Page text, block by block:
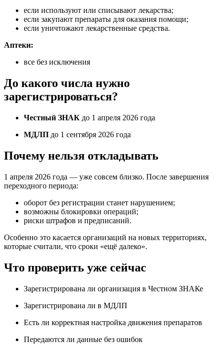
если используют или списывают лекарства;
если закупают препараты для оказания помощи;
если уничтожают лекарственные средства.
Аптеки:
все без исключения
До какого числа нужно
зарегистрироваться?
Честный ЗНАК до 1 апреля 2026 года
МДЛП до 1 сентября 2026 года
Почему нельзя откладывать
1 апреля 2026 года — уже совсем близко. После завершения
переходного периода:
оборот без регистрации станет нарушением;
возможны блокировки операций;
риски штрафов и предписаний.
Особенно это касается организаций на новых территориях,
которые считали, что сроки «ещё далеко».
Что проверить уже сейчас
Зарегистрирована ли организация в Честном ЗНАКе
Зарегистрирована ли в МДЛП
Есть ли корректная настройка движения препаратов
Передаются ли данные без ошибок